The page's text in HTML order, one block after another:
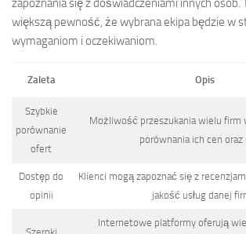
zapoznania się z doświadczeniami innych osób.
większą pewność, że wybrana ekipa będzie w
wymaganiom i oczekiwaniom.
Zaleta Opis
Szybkie
porównanie
ofert
Możliwość przeszukania wielu firm
porównania ich cen oraz
Dostęp do
opinii
Klienci mogą zapoznać się z
jakość usług danej
Internetowe platformy oferują